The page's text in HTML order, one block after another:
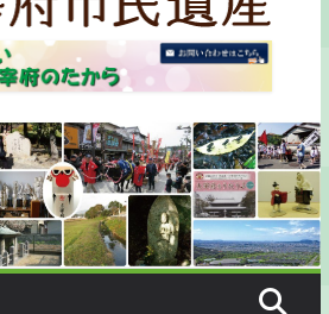
付け体験のお知らせ